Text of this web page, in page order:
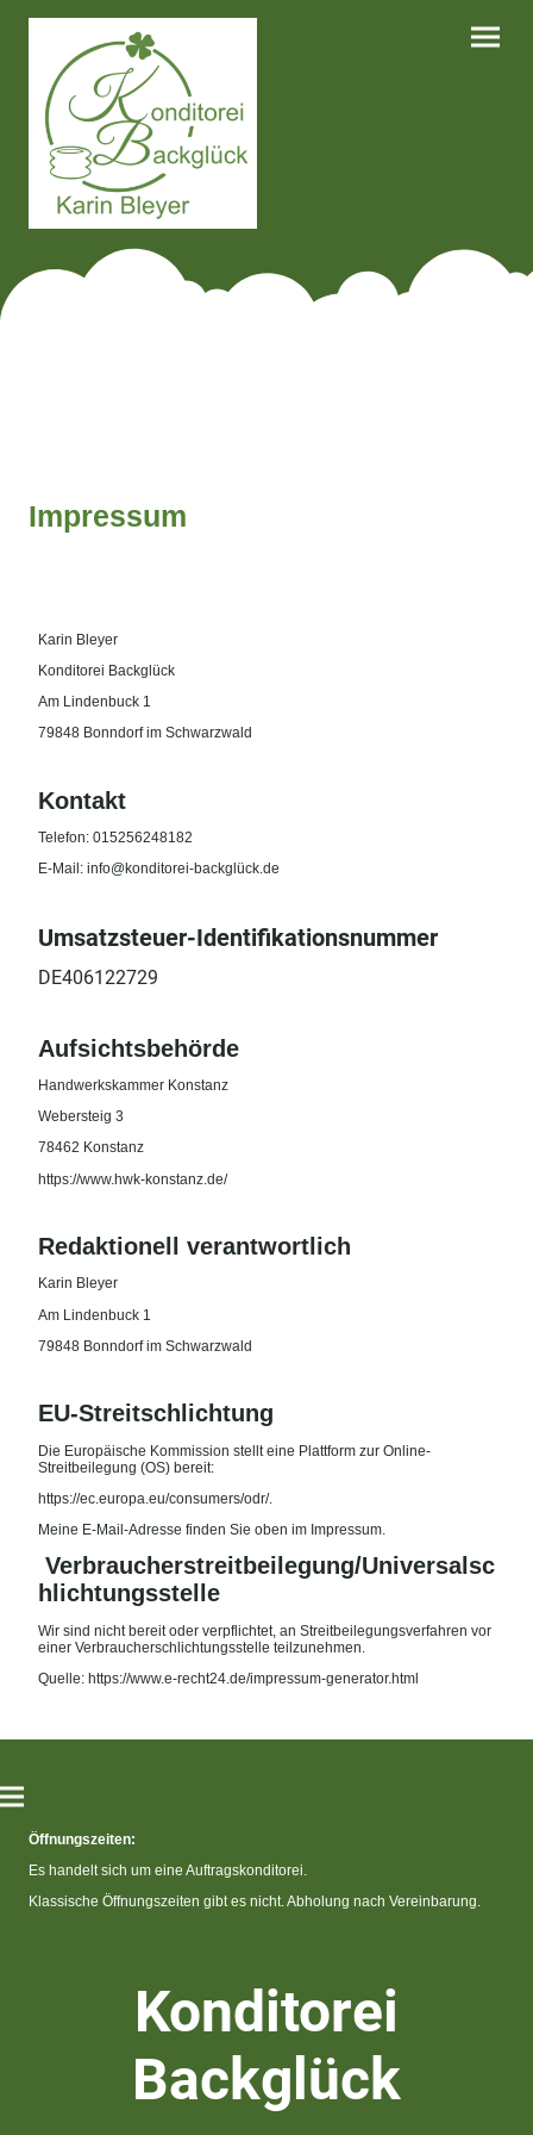
Impressum
Karin Bleyer
Konditorei Backglück
Am Lindenbuck 1
79848 Bonndorf im Schwarzwald
Kontakt
Telefon: 015256248182
E-Mail: info@konditorei-backglück.de
Umsatzsteuer-Identifikationsnummer
DE406122729
Aufsichtsbehörde
Handwerkskammer Konstanz
Webersteig 3
78462 Konstanz
https://www.hwk-konstanz.de/
Redaktionell verantwortlich
Karin Bleyer
Am Lindenbuck 1
79848 Bonndorf im Schwarzwald
EU-Streitschlichtung
Die Europäische Kommission stellt eine Plattform zur Online-
Streitbeilegung (OS) bereit:
https://ec.europa.eu/consumers/odr/.
Meine E-Mail-Adresse finden Sie oben im Impressum.
Verbraucherstreitbeilegung/Universalsc
hlichtungsstelle
Wir sind nicht bereit oder verpflichtet, an Streitbeilegungsverfahren vor
einer Verbraucherschlichtungsstelle teilzunehmen.
Quelle: https://www.e-recht24.de/impressum-generator.html
Öffnungszeiten:
Es handelt sich um eine Auftragskonditorei.
Klassische Öffnungszeiten gibt es nicht. Abholung nach Vereinbarung.
Konditorei
Backglück